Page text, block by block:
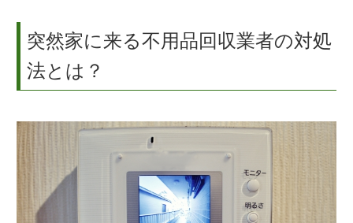
突然家に来る不用品回収業者の対処
法とは？